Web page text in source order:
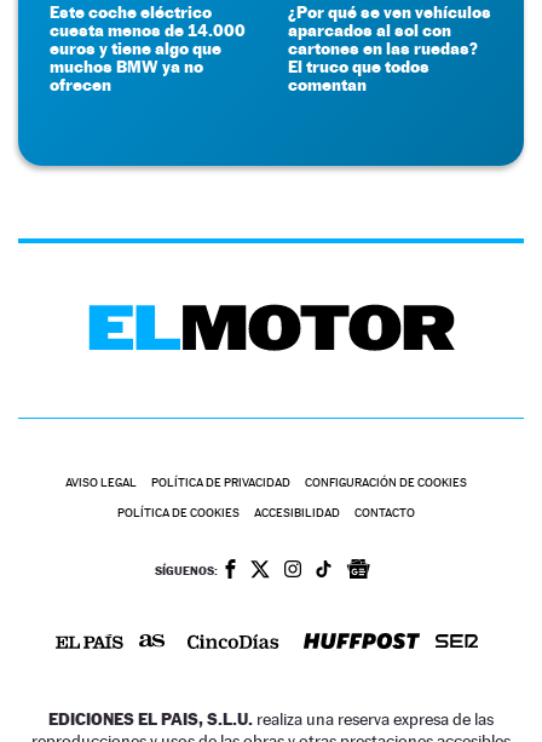
Este coche eléctrico
cuesta menos de 14.000
euros y tiene algo que
muchos BMW ya no
ofrecen
¿Por qué se ven vehículos
aparcados al sol con
cartones en las ruedas?
El truco que todos
comentan
AVISO LEGAL POLÍTICA DE PRIVACIDAD CONFIGURACIÓN DE COOKIES
POLÍTICA DE COOKIES ACCESIBILIDAD CONTACTO
SÍGUENOS:
EDICIONES EL PAIS, S.L.U. realiza una reserva expresa de las